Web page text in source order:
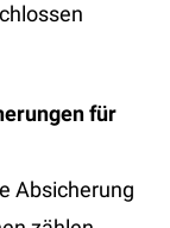
für
Absicherung